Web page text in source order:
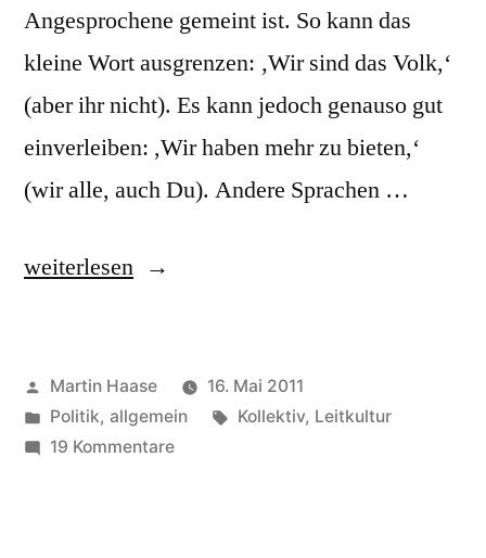
Angesprochene gemeint ist. So kann das
kleine Wort ausgrenzen: ‚Wir sind das Volk,‘
(aber ihr nicht). Es kann jedoch genauso gut
einverleiben: ,Wir haben mehr zu bieten,‘
(wir alle, auch Du). Andere Sprachen …
„wir“
weiterlesen
Veröffentlicht
von
Martin Haase
16. Mai 2011
Veröffentlicht
in
Politik, allgemein Schlagwörter:
Kollektiv, Leitkultur
19 Kommentarezu